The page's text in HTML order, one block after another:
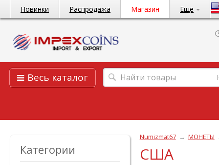
Новинки Распродажа Магазин Еще
Весь каталог
Категории
Numizmat67 → МОНЕТЫ
США